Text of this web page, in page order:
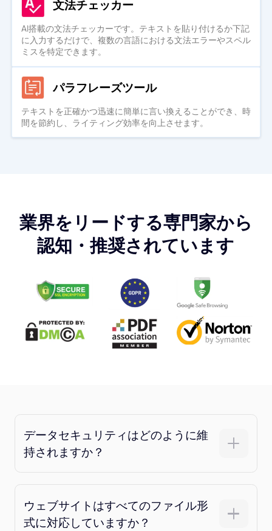
文法チェッカー
AI搭載の文法チェッカーです。テキストを貼り付けるか下記
に入力するだけで、複数の言語における文法エラーやスペル
ミスを特定できます。
パラフレーズツール
テキストを正確かつ迅速に簡単に言い換えることができ、時
間を節約し、ライティング効率を向上させます。
業界をリードする専門家から
認知・推奨されています
データセキュリティはどのように維
持されますか？
ウェブサイトはすべてのファイル形
式に対応していますか？